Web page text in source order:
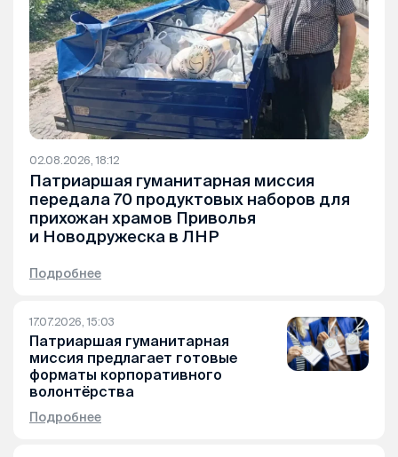
02.08.2026, 18:12
Патриаршая гуманитарная миссия
передала 70 продуктовых наборов для
прихожан храмов Приволья
и Новодружеска в ЛНР
Подробнее
17.07.2026, 15:03
Патриаршая гуманитарная
миссия предлагает готовые
форматы корпоративного
волонтёрства
Подробнее